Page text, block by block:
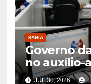
BAHIA
Governo
no auxílio-
servidores
JUL 30, 2026